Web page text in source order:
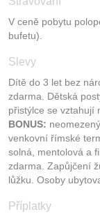
V ceně pobytu
bufetu).
Slevy
Dítě do 3 let bez
zdarma. Dětská
přistýlce se vztahují
BONUS:
venkovní římské
solná, mentolová a
zdarma. Zapůjčení
lůžku. Osoby
Příplatky